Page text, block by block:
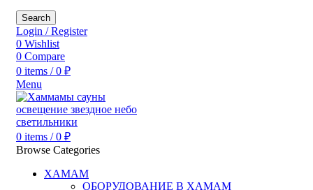
Search
Login / Register
0 Wishlist
0 Compare
0 items / 0 ₽
Menu
0 items / 0 ₽
Browse Categories
ХАМАМ
ОБОРУДОВАНИЕ В ХАМАМ